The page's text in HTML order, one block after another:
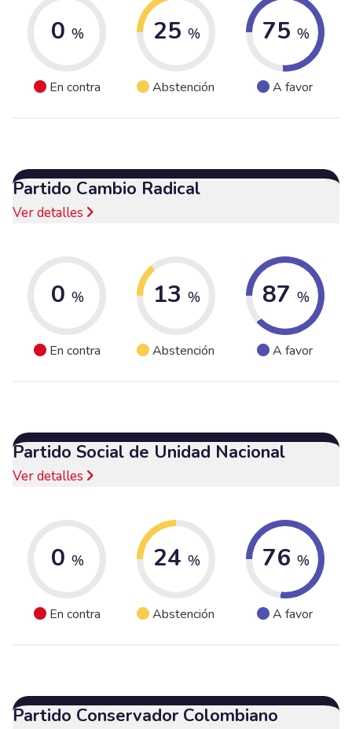
0 %
En contra
25 %
Abstención
75 %
A favor
Partido Cambio Radical
Ver detalles
0 %
En contra
13 %
Abstención
87 %
A favor
Partido Social de Unidad Nacional
Ver detalles
0 %
En contra
24 %
Abstención
76 %
A favor
Partido Conservador Colombiano